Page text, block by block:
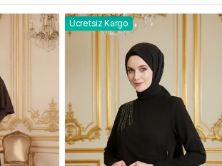
Ücretsiz Kargo